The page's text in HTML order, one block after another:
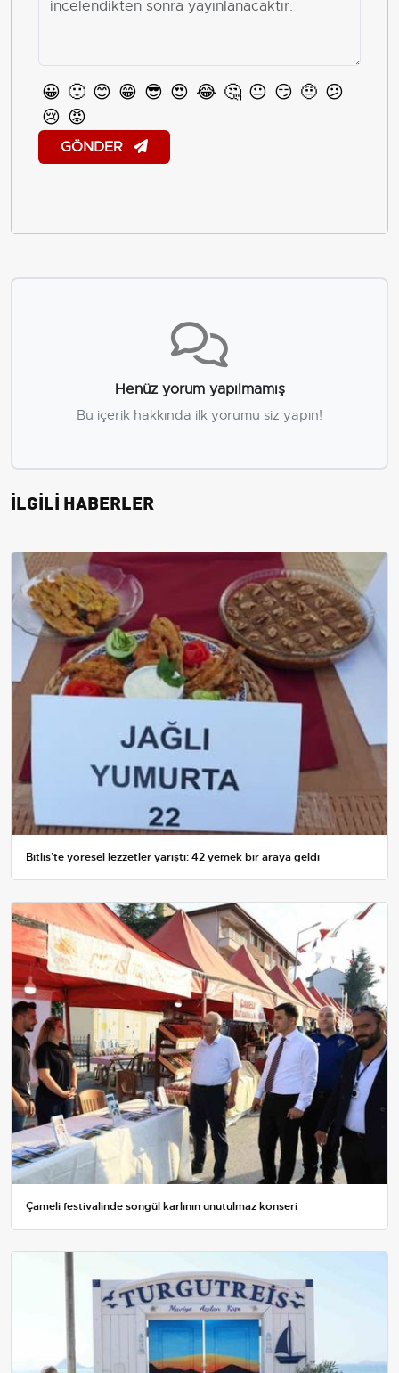
😀 🙂 😊 😁 😎 😍 😂 🤔 😐 😏 🤨 😕
😢 😡
GÖNDER
Henüz yorum yapılmamış
Bu içerik hakkında ilk yorumu siz yapın!
İLGİLİ HABERLER
Bitlis’te yöresel lezzetler yarıştı: 42 yemek bir araya geldi
Çameli festivalinde songül karlının unutulmaz konseri